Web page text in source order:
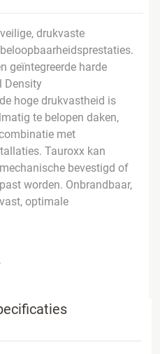
drukvaste
geïntegreerde harde
Density
hoge drukvastheid is
te belopen daken,
met
Tauroxx kan
bevestigd of
worden. Onbrandbaar,
optimale